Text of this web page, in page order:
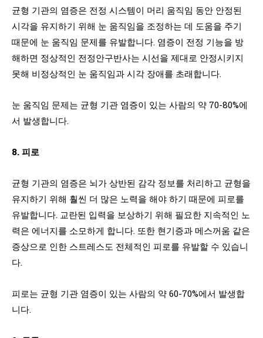
균형 기관의 염증은 전정 시스템이 머리 움직임 동안 안정된
시각을 유지하기 위해 눈 움직임을 조정하는 데 도움을 주기
때문에 눈 움직임 문제를 유발합니다. 염증이 전정 기능을 방
해하면 정상적인 전정안구반사는 시선을 제대로 안정시키지
못해 비정상적인 눈 움직임과 시각 장애를 초래합니다.
눈 움직임 문제는 균형 기관 염증이 있는 사람의 약 70-80%에
서 발생합니다.
8. 피로
균형 기관의 염증은 뇌가 상반된 감각 정보를 처리하고 균형을
유지하기 위해 훨씬 더 많은 노력을 해야 하기 때문에 피로를
유발합니다. 교란된 입력을 보상하기 위해 필요한 지속적인 노
력은 에너지를 소모하게 합니다. 또한 현기증과 메스꺼움 같은
증상으로 인한 스트레스도 전체적인 피로를 유발할 수 있습니
다.
피로는 균형 기관 염증이 있는 사람의 약 60-70%에서 발생합
니다.